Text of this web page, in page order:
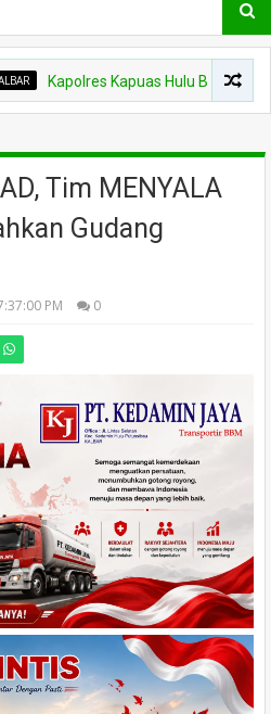
Kapuas Hulu Berganti, Kapolda
Tim MENYALA
Gudang
PM 0